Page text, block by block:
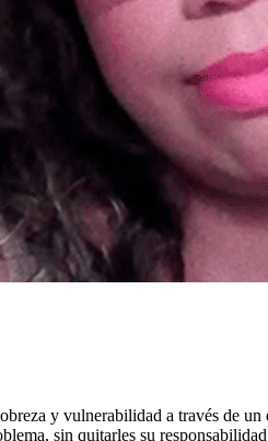
y vulnerabilidad a través de
sin quitarles su